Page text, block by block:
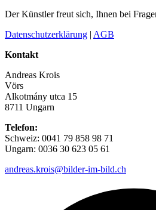
Der Künstler freut sich, Ihnen bei
Datenschutzerklärung | AGB
Kontakt
Andreas Krois
Vörs
Alkotmány utca 15
8711 Ungarn
Telefon:
Schweiz: 0041 79 858 98 71
Ungarn: 0036 30 623 05 61
andreas.krois@bilder-im-bild.ch